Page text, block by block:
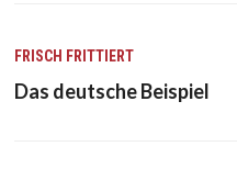
FRISCH FRITTIERT
Das deutsche Beispiel